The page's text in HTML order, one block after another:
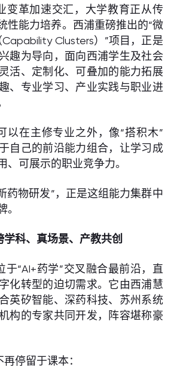
变革加速交汇，大学教育正从传
性能力培养。西浦重磅推出的“微
Clusters）”项目，正是
趣为导向，面向西浦学生及社会
活、定制化、可叠加的能力拓展
、专业学习、产业实践与职业进
以在主修专业之外，像“搭积木”
自己的前沿能力组合，让学习成
、可展示的职业竞争力。
药物研发”，正是这组能力集群中
。
科、真场景、产教共创
于“AI+药学”交叉融合最前沿，直
化转型的迫切需求。它由西浦慧
英矽智能、深药科技、苏州系统
构的专家共同开发，阵容堪称豪
停留于课本：